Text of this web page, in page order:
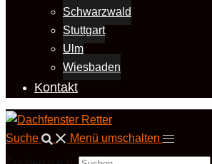
Schwarzwald
Stuttgart
Ulm
Wiesbaden
Kontakt
Suche Menü umschalten